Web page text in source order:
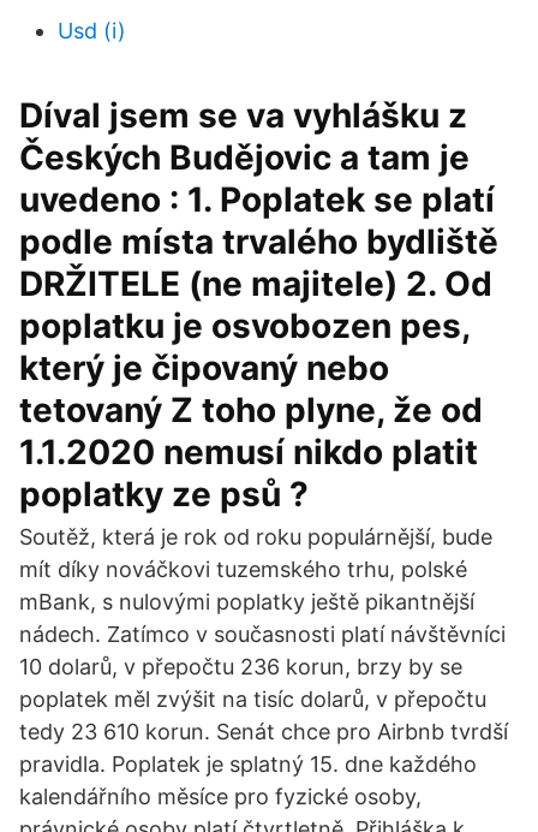
Usd (i)
Díval jsem se va vyhlášku z
Českých Budějovic a tam je
uvedeno : 1. Poplatek se platí
podle místa trvalého bydliště
DRŽITELE (ne majitele) 2. Od
poplatku je osvobozen pes,
který je čipovaný nebo
tetovaný Z toho plyne, že od
1.1.2020 nemusí nikdo platit
poplatky ze psů ?
Soutěž, která je rok od roku populárnější, bude
mít díky nováčkovi tuzemského trhu, polské
mBank, s nulovými poplatky ještě pikantnější
nádech. Zatímco v současnosti platí návštěvníci
10 dolarů, v přepočtu 236 korun, brzy by se
poplatek měl zvýšit na tisíc dolarů, v přepočtu
tedy 23 610 korun. Senát chce pro Airbnb tvrdší
pravidla. Poplatek je splatný 15. dne každého
kalendářního měsíce pro fyzické osoby,